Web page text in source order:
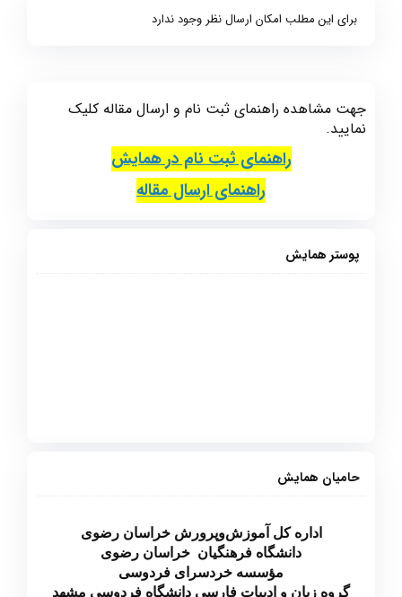
برای این مطلب امکان ارسال نظر وجود ندارد
جهت مشاهده راهنمای ثبت نام و ارسال مقاله کلیک
نمایید.
راهنمای ثبت نام در همایش
راهنمای ارسال مقاله
پوستر همایش
حامیان همایش
اداره کل آموزش‌وپرورش خراسان رضوی
دانشگاه فرهنگیان خراسان رضوی
مؤسسه خردسرای فردوسی
گروه زبان و ادبیات فارسی دانشگاه فردوسی مشهد